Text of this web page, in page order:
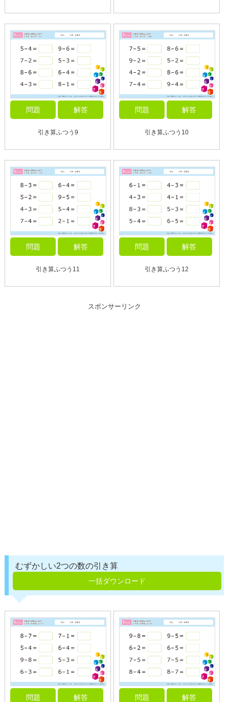
問題 解答
引き算ふつう9
問題 解答
引き算ふつう10
問題 解答
引き算ふつう11
問題 解答
引き算ふつう12
スポンサーリンク
むずかしい2つの数の引き算
一括ダウンロード
問題 解答 問題 解答